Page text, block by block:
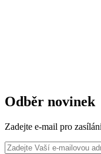
Odběr novinek
Zadejte e-mail pro